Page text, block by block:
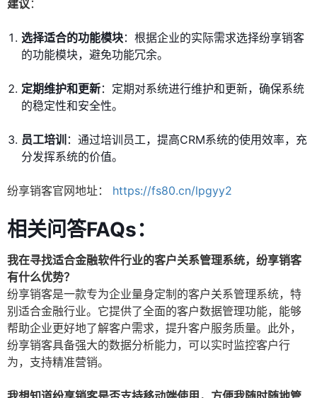
建议：
选择适合的功能模块：根据企业的实际需求选择纷享销客
的功能模块，避免功能冗余。
定期维护和更新：定期对系统进行维护和更新，确保系统
的稳定性和安全性。
员工培训 ：通过培训员工，提高CRM系统的使用效率，充
分发挥系统的价值。
纷享销客官网地址： https://fs80.cn/lpgyy2
相关问答FAQs：
我在寻找适合金融软件行业的客户关系管理系统，纷享销客
有什么优势？
纷享销客是一款专为企业量身定制的客户关系管理系统，特
别适合金融行业。它提供了全面的客户数据管理功能，能够
帮助企业更好地了解客户需求，提升客户服务质量。此外，
纷享销客具备强大的数据分析能力，可以实时监控客户行
为，支持精准营销。